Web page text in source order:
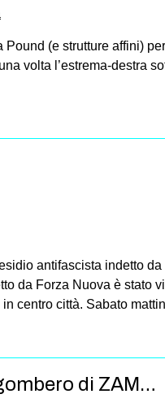
(e strutture affini)
volta l’estrema-destra
antifascista indetto
da Forza Nuova è stato
centro città. Sabato
di ZAM…